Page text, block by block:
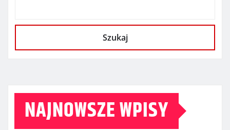
Szukaj
NAJNOWSZE WPISY